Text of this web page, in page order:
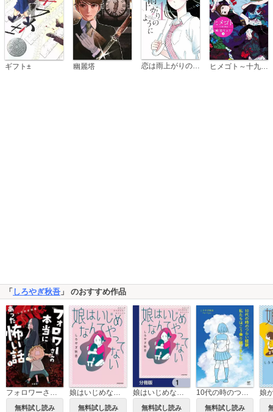
ギフト± 幽麗塔 恋は雨上がりのように
「 しろやぎ秋吾 」 のおすすめ作品
フォロワーさんの本当にあった怖い話
無料試し読み
娘はいじめなんてやってない
無料試し読み
娘はいじめなんてやってない【分冊版】
無料試し読み
10代の時のつらい経験、私たちはこう乗り越えました
無料試し読み